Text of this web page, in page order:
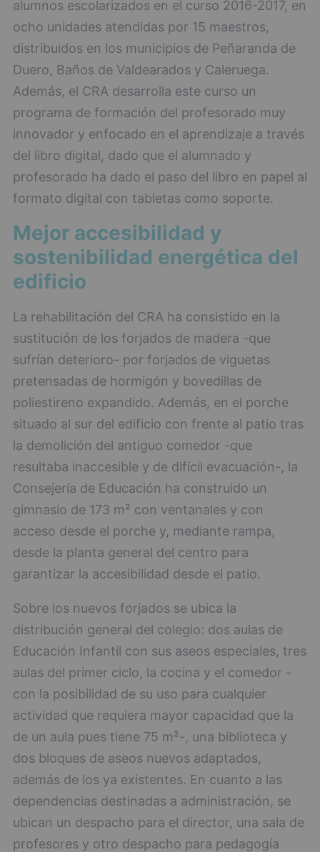
alumnos escolarizados en el curso 2016-2017, en
ocho unidades atendidas por 15 maestros,
distribuidos en los municipios de Peñaranda de
Duero, Baños de Valdearados y Caleruega.
Además, el CRA desarrolla este curso un
programa de formación del profesorado muy
innovador y enfocado en el aprendizaje a través
del libro digital, dado que el alumnado y
profesorado ha dado el paso del libro en papel al
formato digital con tabletas como soporte.
Mejor accesibilidad y
sostenibilidad energética del
edificio
La rehabilitación del CRA ha consistido en la
sustitución de los forjados de madera -que
sufrían deterioro- por forjados de viguetas
pretensadas de hormigón y bovedillas de
poliestireno expandido. Además, en el porche
situado al sur del edificio con frente al patio tras
la demolición del antiguo comedor -que
resultaba inaccesible y de difícil evacuación-, la
Consejería de Educación ha construido un
gimnasio de 173 m² con ventanales y con
acceso desde el porche y, mediante rampa,
desde la planta general del centro para
garantizar la accesibilidad desde el patio.
Sobre los nuevos forjados se ubica la
distribución general del colegio: dos aulas de
Educación Infantil con sus aseos especiales, tres
aulas del primer ciclo, la cocina y el comedor -
con la posibilidad de su uso para cualquier
actividad que requiera mayor capacidad que la
de un aula pues tiene 75 m²-, una biblioteca y
dos bloques de aseos nuevos adaptados,
además de los ya existentes. En cuanto a las
dependencias destinadas a administración, se
ubican un despacho para el director, una sala de
profesores y otro despacho para pedagogía